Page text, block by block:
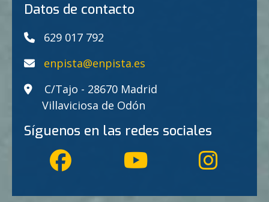
Datos de contacto
629 017 792
enpista@enpista.es
C/Tajo - 28670 Madrid
Villaviciosa de Odón
Síguenos en las redes sociales
fab
fa-
fab
fa-